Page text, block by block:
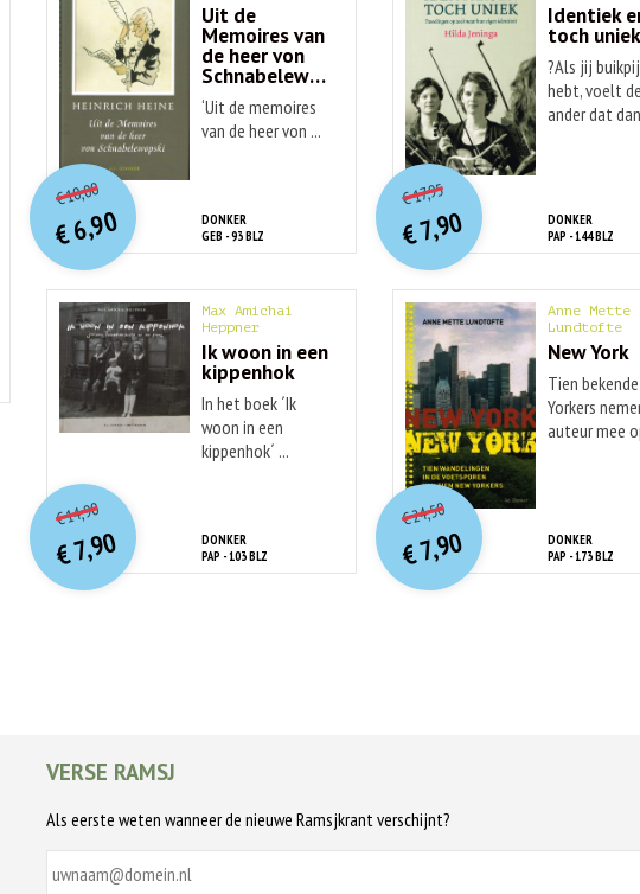
Uit de
Memoires van
de heer von
Schnabelewopski
‘Uit de memoires
van de heer von ...
DONKER
GEB - 93 BLZ
€10,00O
orspr
onkelijke
prijs
was:
€ 10,00.
€6,90
Huidige
prijs
is:
€ 6,90.
Identiek
toch uniek
?Als jij
hebt, voelt de
ander dat
DONKER
PAP - 144 BLZ
€17,95O
orspr
onkelijke
prijs
was:
€ 17,95.
€7,90
Huidige
prijs
is:
€ 7,90.
Max Amichai
Heppner
Ik woon in een
kippenhok
In het boek ´Ik
woon in een
kippenhok´ ...
DONKER
PAP - 103 BLZ
€14,90O
orspr
onkelijke
prijs
was:
€ 14,90.
€7,90
Huidige
prijs
is:
€ 7,90.
Anne Mette
Lundtofte
New York
Tien
Yorkers
auteur mee
DONKER
PAP - 173 BLZ
€24,50O
orspr
onkelijke
prijs
was:
€ 24,50.
€7,90
Huidige
prijs
is:
€ 7,90.
VERSE RAMSJ
Als eerste weten wanneer de nieuwe Ramsjkrant verschijnt?